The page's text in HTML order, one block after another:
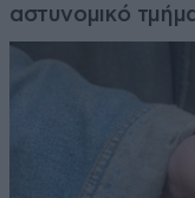
αστυνομικό